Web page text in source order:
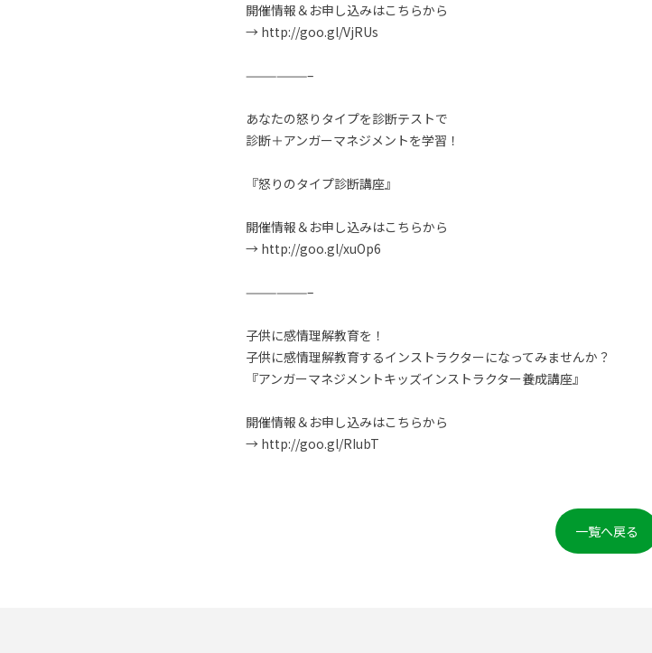
開催情報＆お申し込みはこちらから
→ http://goo.gl/VjRUs
——————–
あなたの怒りタイプを診断テストで
診断＋アンガーマネジメントを学習！
『怒りのタイプ診断講座』
開催情報＆お申し込みはこちらから
→ http://goo.gl/xuOp6
——————–
子供に感情理解教育を！
子供に感情理解教育するインストラクターになってみませんか？
『アンガーマネジメントキッズインストラクター養成講座』
開催情報＆お申し込みはこちらから
→ http://goo.gl/RIubT
一覧へ戻る